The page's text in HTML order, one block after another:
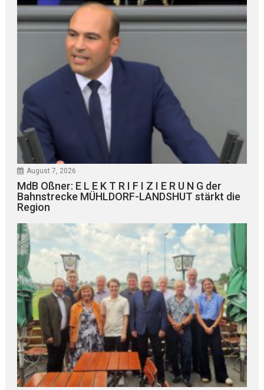
August 7, 2026
MdB Oßner: E L E K T R I F I Z I E R U N G der
Bahnstrecke MÜHLDORF-LANDSHUT stärkt die
Region